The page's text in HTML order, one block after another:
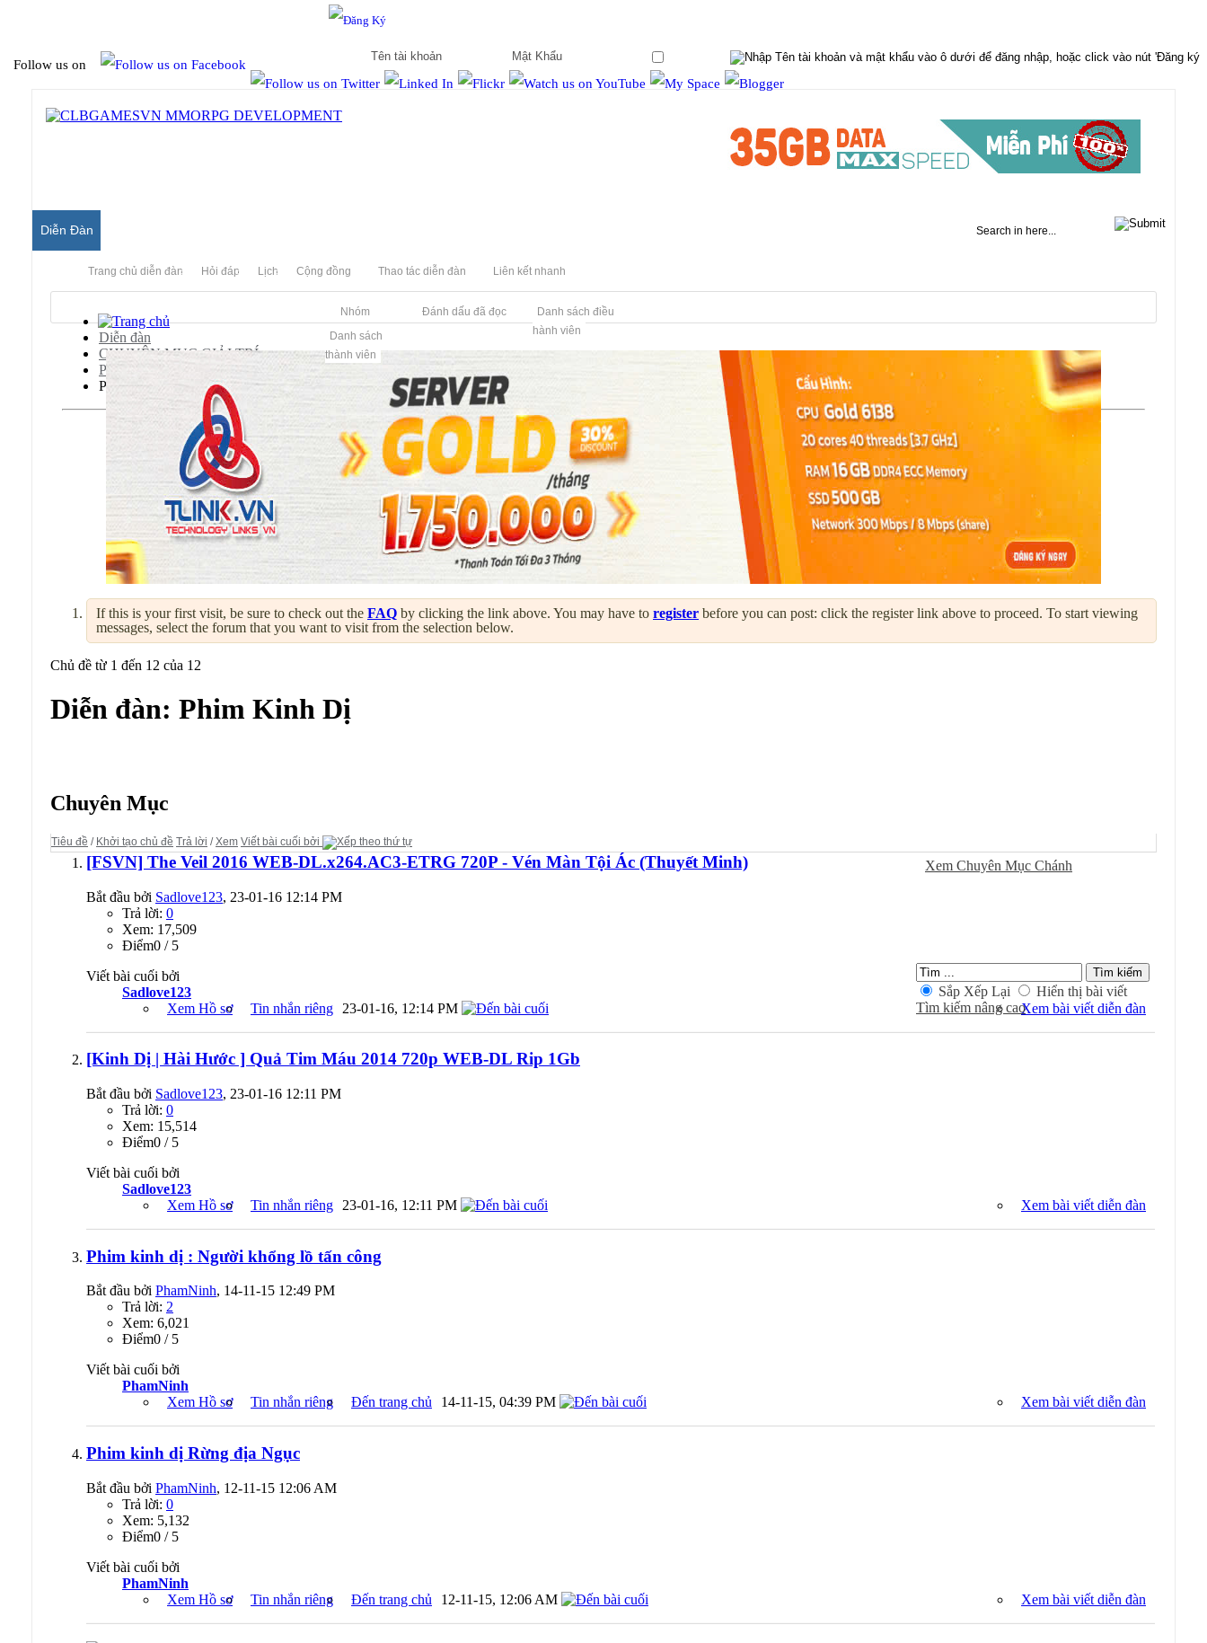
Follow us on
Diễn Đàn
Trang chủ diễn đàn Hỏi đáp Lịch Cộng đồng
Nhóm
Danh sách
thành viên
Thao tác diễn đàn
Đánh dấu đã đọc
Liên kết nhanh
Danh sách điều
hành viên
Diễn đàn
CHUYÊN MỤC GIẢI TRÍ
Phim Ảnh - Video
Phim Kinh Dị
If this is your first visit, be sure to check out the FAQ by clicking the link above. You may have to register before you can post: click the register link above to proceed. To start viewing
messages, select the forum that you want to visit from the selection below.
Chủ đề từ 1 đến 12 của 12
Diễn đàn: Phim Kinh Dị
Ðánh Dấu Ðã Ðọc
Xem Chuyên Mục Chánh
Sắp Xếp Lại
Hiển thị bài viết
Tìm kiếm nâng cao
Chuyên Mục
Tiêu đề / Khởi tạo chủ đề Trả lời /Xem Viết bài cuối bởi
[FSVN] The Veil 2016 WEB-DL.x264.AC3-ETRG 720P - Vén Màn Tội Ác (Thuyết Minh)
Bắt đầu bởi Sadlove123, 23-01-16 12:14 PM
Trả lời: 0
Xem: 17,509
Ðiểm0 / 5
Viết bài cuối bởi
Sadlove123
Xem Hồ sơ
Xem bài viết diễn đàn
Tin nhắn riêng 23-01-16, 12:14 PM
[Kinh Dị | Hài Hước ] Quả Tim Máu 2014 720p WEB-DL Rip 1Gb
Bắt đầu bởi Sadlove123, 23-01-16 12:11 PM
Trả lời: 0
Xem: 15,514
Ðiểm0 / 5
Viết bài cuối bởi
Sadlove123
Xem Hồ sơ
Xem bài viết diễn đàn
Tin nhắn riêng 23-01-16, 12:11 PM
Phim kinh dị : Người khổng lồ tấn công
Bắt đầu bởi PhamNinh, 14-11-15 12:49 PM
Trả lời: 2
Xem: 6,021
Ðiểm0 / 5
Viết bài cuối bởi
PhamNinh
Xem Hồ sơ
Xem bài viết diễn đàn
Tin nhắn riêng Đến trang chủ 14-11-15, 04:39 PM
Phim kinh dị Rừng địa Ngục
Bắt đầu bởi PhamNinh, 12-11-15 12:06 AM
Trả lời: 0
Xem: 5,132
Ðiểm0 / 5
Viết bài cuối bởi
PhamNinh
Xem Hồ sơ
Xem bài viết diễn đàn
Tin nhắn riêng Đến trang chủ 12-11-15, 12:06 AM